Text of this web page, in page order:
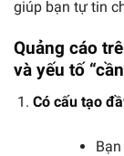
giúp bạn tự tin
Quảng cáo
và yếu tố
Có cấu tạo